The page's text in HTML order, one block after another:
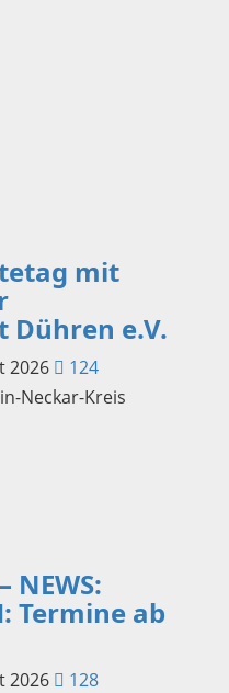
mit
Dühren e.V.
2026 124
NEWS:
Termine ab
2026
128